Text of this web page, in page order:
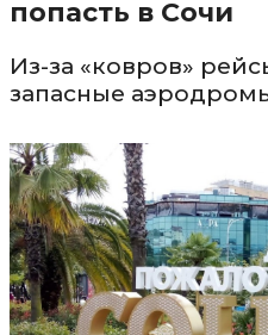
попасть в Сочи
Из-за «ковров»
запасные